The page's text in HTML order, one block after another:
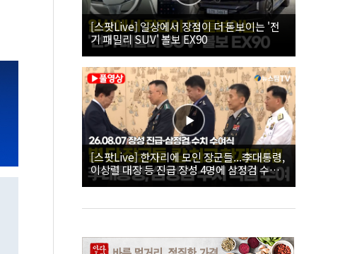
[스팟Live] 일상에서 장점이 더 돋보이는 '전
기 패밀리 SUV' 볼보 EX90
[스팟Live] 한자리에 모인 장군들...李대통령,
이상렬 대장 등 진급 장성 4명에 삼정검 수치
직접 수여｜26.08.07 장성 진급·삼정검 수치